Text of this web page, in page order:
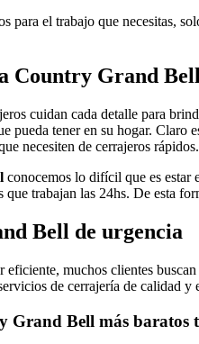
para el trabajo que necesitas,
Country Grand
cuidan cada detalle para
pueda tener en su hogar. Claro
necesiten de cerrajeros rápidos.
conocemos lo difícil que es estar
que trabajan las 24hs. De esta
Bell de urgencia
eficiente, muchos clientes
de cerrajería de calidad y
Grand Bell más baratos